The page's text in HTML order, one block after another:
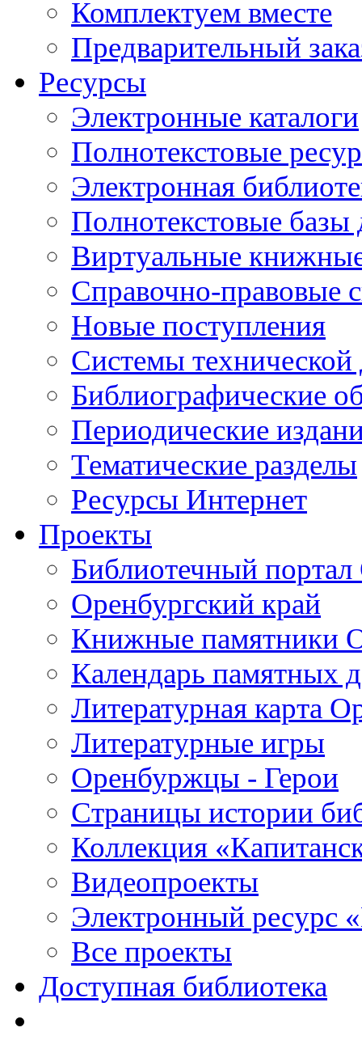
Комплектуем вместе
Предварительный
Ресурсы
Электронные каталоги
Полнотекстовые
Электронная
Полнотекстовые
Виртуальные
Справочно-правовые
Новые поступления
Cистемы
Библиографические
Периодические
Тематические разделы
Ресурсы Интернет
Проекты
Библиотечный портал
Оренбургский край
Книжные памятники
Календарь памятных
Литературная карта
Литературные игры
Оренбуржцы - Герои
Страницы истории
Коллекция
Видеопроекты
Электронный ресурс
Все проекты
Доступная библиотека